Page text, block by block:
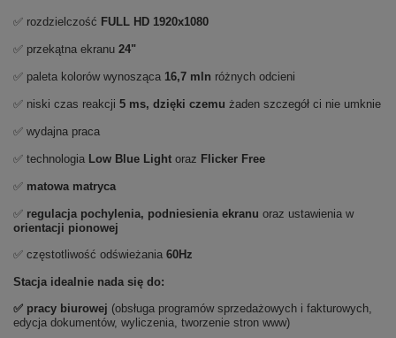
✅ rozdzielczość FULL HD 1920x1080
✅ przekątna ekranu 24"
✅ paleta kolorów wynosząca 16,7 mln różnych odcieni
✅ niski czas reakcji 5 ms, dzięki czemu żaden szczegół ci nie umknie
✅ wydajna praca
✅ technologia Low Blue Light oraz Flicker Free
✅ matowa matryca
✅ regulacja pochylenia, podniesienia ekranu oraz ustawienia w
orientacji pionowej
✅ częstotliwość odświeżania 60Hz
Stacja idealnie nada się do:
✅ pracy biurowej (obsługa programów sprzedażowych i fakturowych,
edycja dokumentów, wyliczenia, tworzenie stron www)